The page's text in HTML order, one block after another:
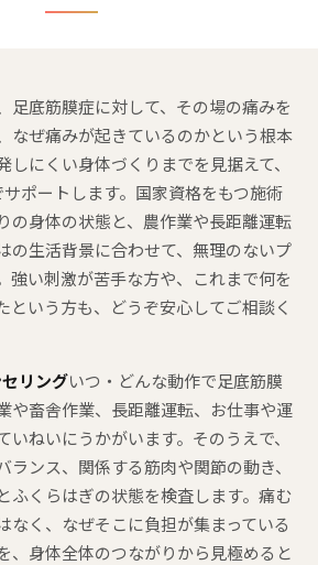
足底筋膜症に対して、その場の痛みを
なぜ痛みが起きているのかという根本
しにくい身体づくりまでを見据えて、
ポートします。国家資格をもつ施術
の身体の状態と、農作業や長距離運転
の生活背景に合わせて、無理のないプ
強い刺激が苦手な方や、これまで何を
という方も、どうぞ安心してご相談く
リングいつ・どんな動作で足底筋膜
や畜舎作業、長距離運転、お仕事や運
ねいにうかがいます。そのうえで、
ランス、関係する筋肉や関節の動き、
ふくらはぎの状態を検査します。痛む
なく、なぜそこに負担が集まっている
、身体全体のつながりから見極めると